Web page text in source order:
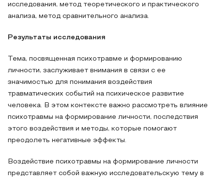
исследования, метод теоретического и практического
анализа, метод сравнительного анализа.
Результаты исследования
Тема, посвященная психотравме и формированию
личности, заслуживает внимания в связи с ее
значимостью для понимания воздействия
травматических событий на психическое развитие
человека. В этом контексте важно рассмотреть влияние
психотравмы на формирование личности, последствия
этого воздействия и методы, которые помогают
преодолеть негативные эффекты.
Воздействие психотравмы на формирование личности
представляет собой важную исследовательскую тему в